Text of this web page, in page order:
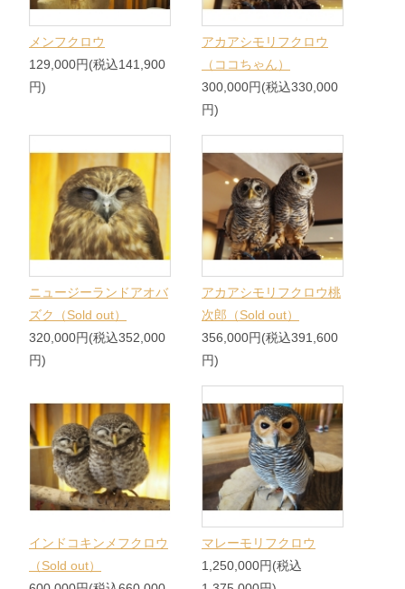
メンフクロウ
129,000円(税込141,900
円)
アカアシモリフクロウ
（ココちゃん）
300,000円(税込330,000
円)
ニュージーランドアオバ
ズク（Sold out）
320,000円(税込352,000
円)
アカアシモリフクロウ桃
次郎（Sold out）
356,000円(税込391,600
円)
インドコキンメフクロウ
（Sold out）
マレーモリフクロウ
1,250,000円(税込